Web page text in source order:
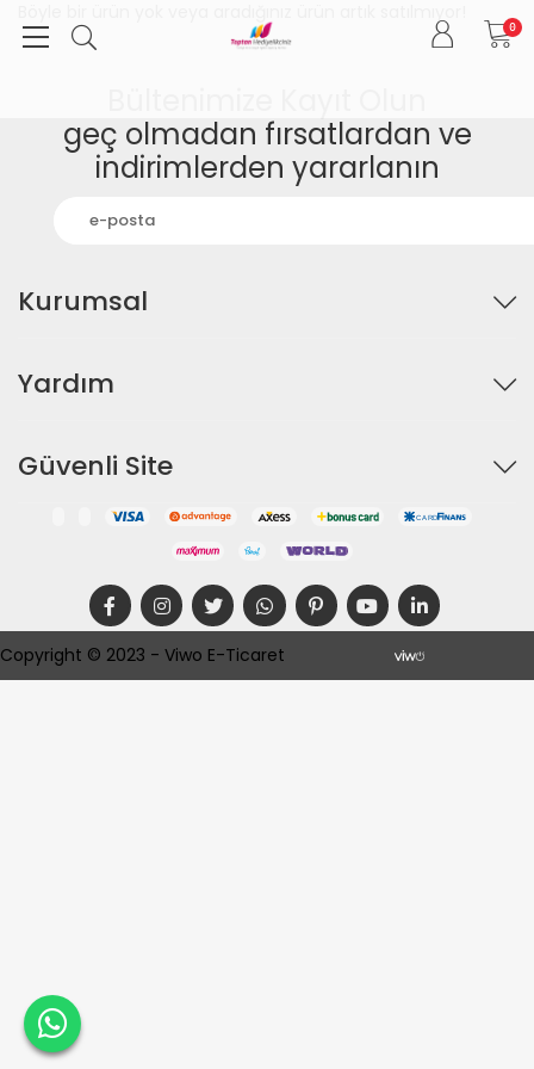
0
geç olmadan fırsatlardan ve
indirimlerden yararlanın
Kurumsal
Yardım
Güvenli Site
Copyright © 2023 - Viwo E-Ticaret